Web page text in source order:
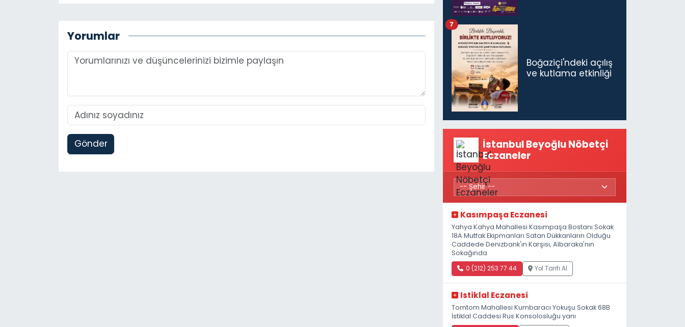
Yorumlar
Gönder
Boğaziçi'ndeki açılış
ve kutlama etkinliği
7
İstanbul Beyoğlu Nöbetçi
Eczaneler
Kasımpaşa Eczanesi
Yahya Kahya Mahallesi Kasımpaşa Bostanı Sokak
18A Mutfak Ekipmanları Satan Dükkanların Olduğu
Caddede Denizbank'ın Karşısı, Albaraka'nın
Sokağında
0 (212) 253 77 44 Yol Tarifi Al
Istiklal Eczanesi
Tomtom Mahallesi Kumbaracı Yokuşu Sokak 68B
İstiklal Caddesi Rus Konsolosluğu yanı